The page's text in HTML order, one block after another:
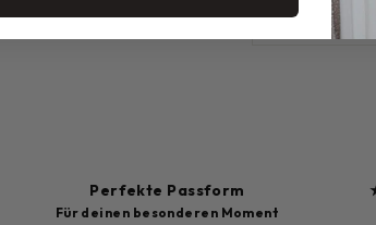
Perfekte Passform
Für deinen besonderen Moment